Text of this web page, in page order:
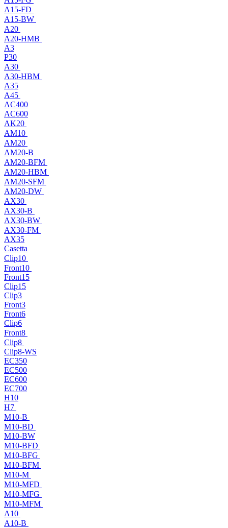
A15-FD
A15-BW
A20
A20-HMB
A3
P30
A30
A30-HBM
A35
A45
AC400
AC600
AK20
AM10
AM20
AM20-B
AM20-BFM
AM20-HBM
AM20-SFM
AM20-DW
AX30
AX30-B
AX30-BW
AX30-FM
AX35
Casetta
Clip10
Front10
Front15
Clip15
Clip3
Front3
Front6
Clip6
Front8
Clip8
Clip8-WS
EC350
EC500
EC600
EC700
H10
H7
M10-B
M10-BD
M10-BW
M10-BFD
M10-BFG
M10-BFM
M10-M
M10-MFD
M10-MFG
M10-MFM
A10
A10-B